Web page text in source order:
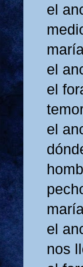
el
el
el
el
el
nos